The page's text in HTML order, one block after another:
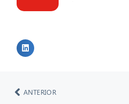
ANTERIOR